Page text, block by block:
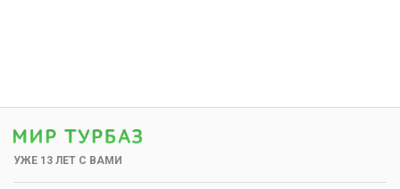
УЖЕ 13 ЛЕТ С ВАМИ